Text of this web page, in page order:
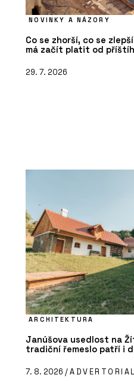
NOVINKY A NÁZORY
Co se zhorší, co se
má začít platit od
29. 7. 2026
ARCHITEKTURA
Janúšova usedlost na
tradiční řemeslo patří i
7. 8. 2026 /ADVERTORIAL